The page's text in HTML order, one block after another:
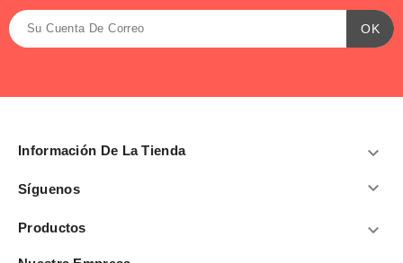
Información De La Tienda 
Síguenos 
Productos 